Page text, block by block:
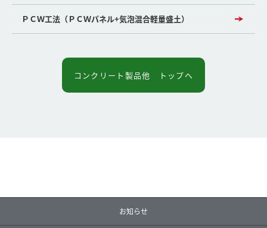
ＰＣＷ工法（ＰＣＷパネル+気泡混合軽量盛土）
コンクリート製品他 トップへ
お知らせ